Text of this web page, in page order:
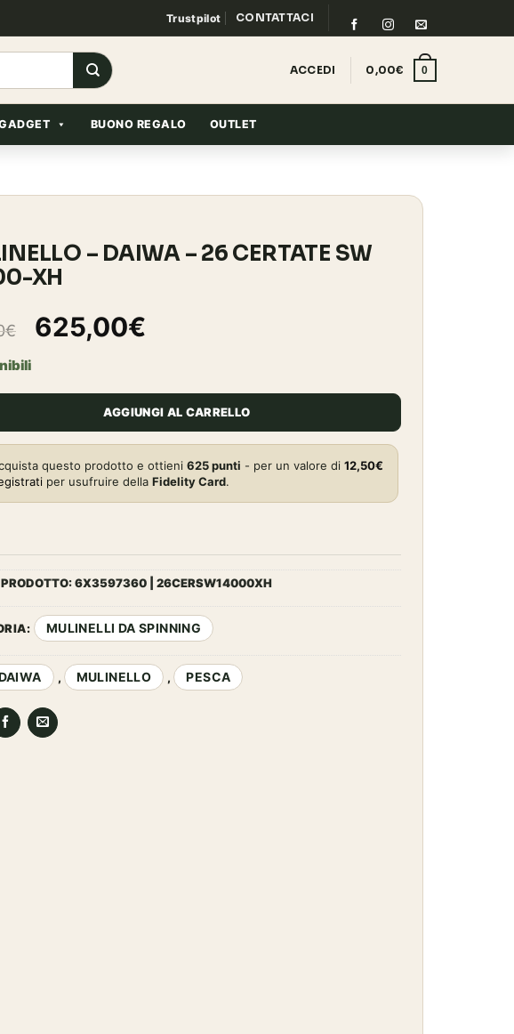
Trustpilot CONTATTACI
ACCEDI 0,00€ 0
BUONO REGALO OUTLET
– DAIWA – 26 CERTATE SW
XH
€
Il
699,00€.
625,00€
è:
625,00€.
AGGIUNGI AL CARRELLO
questo prodotto e ottieni 625punti - per un valore di 12,50€
per usufruire della Fidelity Card.
6X3597360 | 26CERSW14000XH
MULINELLI DA SPINNING
, MULINELLO , PESCA